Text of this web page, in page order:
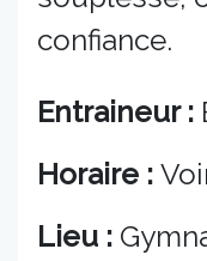
confiance.
Entraineur :
Horaire :
Lieu :